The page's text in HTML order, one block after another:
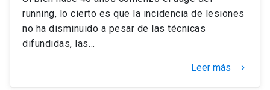
running, lo cierto es que la incidencia de lesiones
no ha disminuido a pesar de las técnicas
difundidas, las…
Leer más keyboard_arrow_right